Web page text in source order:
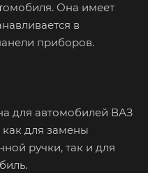
Она имеет
в
приборов.
для автомобилей ВАЗ
как для замены
ручки, так и для